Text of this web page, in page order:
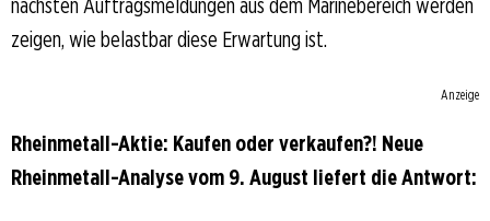
nächsten Auftragsmeldungen aus dem Marinebereich werden
zeigen, wie belastbar diese Erwartung ist.
Anzeige
Rheinmetall-Aktie: Kaufen oder verkaufen?! Neue
Rheinmetall-Analyse vom 9. August liefert die Antwort: